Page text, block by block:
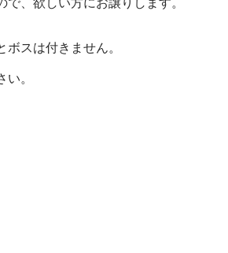
で、欲しい方にお譲りします。
ボスは付きません。
い。